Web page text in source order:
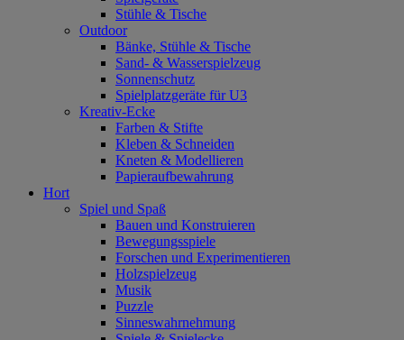
Stühle & Tische
Outdoor
Bänke, Stühle & Tische
Sand- & Wasserspielzeug
Sonnenschutz
Spielplatzgeräte für U3
Kreativ-Ecke
Farben & Stifte
Kleben & Schneiden
Kneten & Modellieren
Papieraufbewahrung
Hort
Spiel und Spaß
Bauen und Konstruieren
Bewegungsspiele
Forschen und Experimentieren
Holzspielzeug
Musik
Puzzle
Sinneswahrnehmung